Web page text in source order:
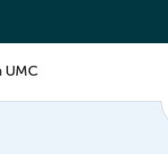
UMC